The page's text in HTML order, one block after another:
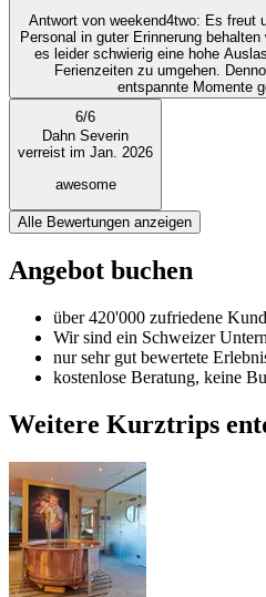
Antwort von weekend4two: Es freut
Personal in guter Erinnerung
es leider schwierig eine hohe
Ferienzeiten zu umgehen.
entspannte Momente
6/6
Dahn Severin
verreist im Jan. 2026
awesome
Alle Bewertungen anzeigen
Angebot buchen
über 420'000 zufriedene
Wir sind ein Schweizer
nur sehr gut bewertete
kostenlose Beratung, keine
Weitere Kurztrips